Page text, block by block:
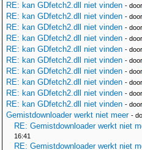
RE: kan GDfetch2.dll niet vinden - door
RE: kan GDfetch2.dll niet vinden - door
RE: kan GDfetch2.dll niet vinden - door
RE: kan GDfetch2.dll niet vinden - door
RE: kan GDfetch2.dll niet vinden - door
RE: kan GDfetch2.dll niet vinden - door
RE: kan GDfetch2.dll niet vinden - door
RE: kan GDfetch2.dll niet vinden - door
RE: kan GDfetch2.dll niet vinden - door
RE: kan GDfetch2.dll niet vinden - door
Gemistdownloader werkt niet meer -
RE: Gemistdownloader werkt niet
16:41
RE: Gemistdownloader werkt niet